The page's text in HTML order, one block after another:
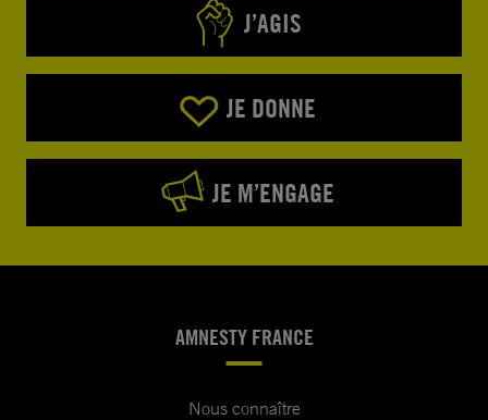
J’AGIS
JE DONNE
JE M’ENGAGE
AMNESTY FRANCE
Nous connaître